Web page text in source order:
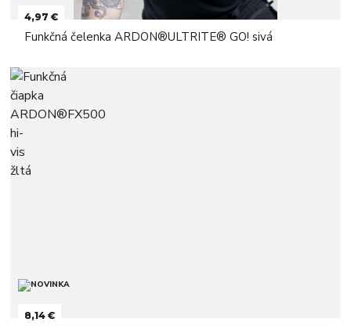
4,97 €
Funkčná čelenka ARDON®ULTRITE® GO! sivá
8,14 €